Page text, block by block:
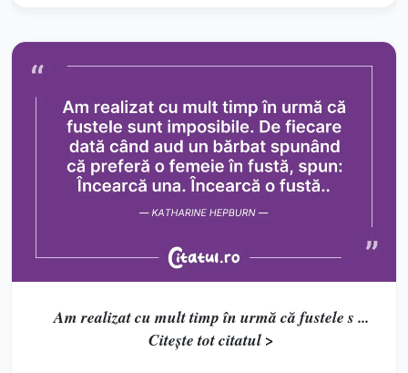
Am realizat cu mult timp în urmă că fustele s ...
Citește tot citatul >